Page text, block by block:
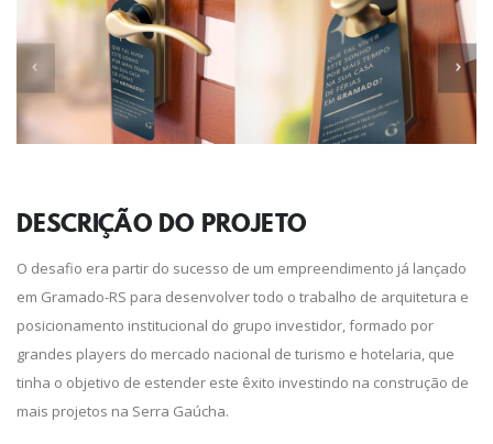
DESCRIÇÃO DO PROJETO
O desafio era partir do sucesso de um empreendimento já lançado
em Gramado-RS para desenvolver todo o trabalho de arquitetura e
posicionamento institucional do grupo investidor, formado por
grandes players do mercado nacional de turismo e hotelaria, que
tinha o objetivo de estender este êxito investindo na construção de
mais projetos na Serra Gaúcha.